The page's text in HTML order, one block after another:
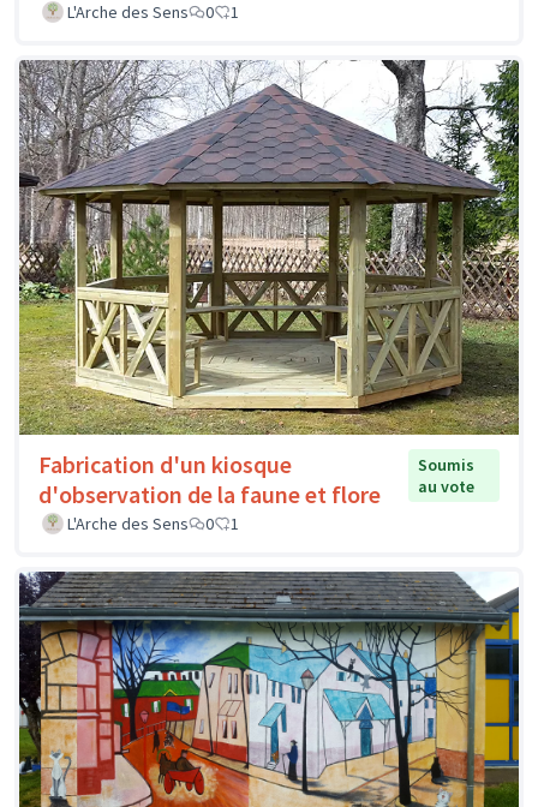
L'Arche des Sens 0 1
Fabrication d'un kiosque
d'observation de la faune et flore
Soumis
au vote
L'Arche des Sens
0 1